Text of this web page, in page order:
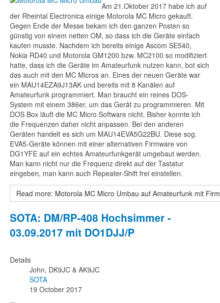
Am 21.Oktober 2017 habe ich auf
der Rheintal Electronica einige Motorola MC Micro gekauft.
Gegen Ende der Messe bekam ich den ganzen Posten so
günstig von einem netten OM, so dass ich die Geräte einfach
kaufen musste. Nachdem ich bereits einige Ascom SE540,
Nokia RD40 und Motorola GM1200 bzw. MC2100 so modifiziert
hatte, dass ich die Geräte im Amateurfunk nutzen kann, bot sich
das auch mit den MC Micros an. Eines der neuen Geräte war
ein MAU14EZA9J13AK und bereits mit 8 Kanälen auf
Amateurfunk programmiert. Man braucht ein reines DOS-
System mit einem 386er, um das Gerät zu programmieren. Mit
DOS Box läuft die MC Micro Software nicht. Bisher konnte ich
die Frequenzen daher nicht anpassen. Bei den anderen
Geräten handelt es sich um MAU14EVA5G22BU. Diese sog.
EVA5-Geräte können mit einer alternativen Firmware von
DG1YFE auf ein echtes Amateurfunkgerät umgebaut werden.
Man kann nicht nur die Frequenz direkt auf der Tastatur
eingeben, man kann auch Repeater-Shift frei einstellen.
Read more: Motorola MC Micro Umbau auf Amateurfunk mit
SOTA: DM/RP-408 Hochsimmer -
03.09.2017 mit DO1DJJ/P
Details
John, DK9JC & AK9JC
SOTA
19 October 2017